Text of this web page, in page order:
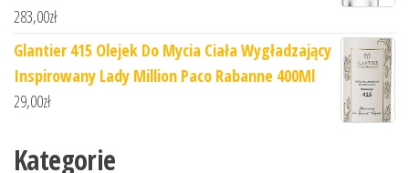
283,00zł
Glantier 415 Olejek Do Mycia Ciała Wygładzający
Inspirowany Lady Million Paco Rabanne 400Ml
29,00zł
Kategorie